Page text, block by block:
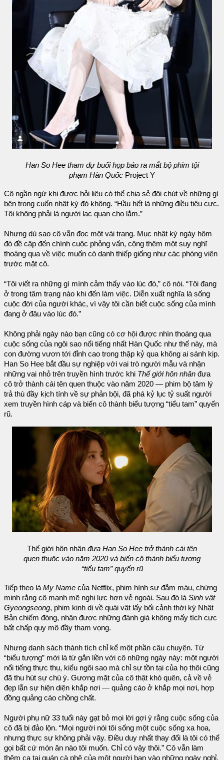
Han So Hee tham dự buổi họp báo ra mắt bộ phim tội
phạm Hàn Quốc Project Y
Cô ngần ngừ khi được hỏi liệu có thể chia sẻ đôi chút về những gì
bên trong cuốn nhật ký đó không. “Hầu hết là những điều tiêu cực.
Tôi không phải là người lạc quan cho lắm.”
Nhưng dù sao cô vẫn đọc một vài trang. Mục nhật ký ngày hôm
đó đề cập đến chính cuộc phỏng vấn, cộng thêm một suy nghĩ
thoáng qua về việc muốn có danh thiếp giống như các phóng viên
trước mặt cô.
“Tôi viết ra những gì mình cảm thấy vào lúc đó,” cô nói. “Tôi đang
ở trong tâm trạng nào khi đến làm việc. Diễn xuất nghĩa là sống
cuộc đời của người khác, vì vậy tôi cần biết cuộc sống của mình
đang ở đâu vào lúc đó.”
Không phải ngày nào bạn cũng có cơ hội được nhìn thoáng qua
cuộc sống của ngôi sao nổi tiếng nhất Hàn Quốc như thế này, mà
con đường vươn tới đỉnh cao trong thập kỷ qua không ai sánh kịp.
Han So Hee bắt đầu sự nghiệp với vai trò người mẫu và nhận
những vai nhỏ trên truyền hình trước khi Thế giới hôn nhân đưa
cô trở thành cái tên quen thuộc vào năm 2020 — phim bộ tâm lý
trả thù đầy kịch tính về sự phản bội, đã phá kỷ lục tỷ suất người
xem truyền hình cáp và biến cô thành biểu tượng “tiểu tam” quyến
rũ.
Thế giới hôn nhân đưa Han So Hee trở thành cái tên
quen thuộc vào năm 2020 và biến cô thành biểu tượng
“tiểu tam” quyến rũ
Tiếp theo là My Name của Netflix, phim hình sự đẫm máu, chứng
minh rằng cô mạnh mẽ nghị lực hơn vẻ ngoài. Sau đó là Sinh vật
Gyeongseong, phim kinh dị về quái vật lấy bối cảnh thời kỳ Nhật
Bản chiếm đóng, nhận được những đánh giá không mấy tích cực
bất chấp quy mô đầy tham vọng.
Nhưng danh sách thành tích chỉ kể một phần câu chuyện. Từ
“biểu tượng” mới là từ gắn liền với cô những ngày này: một người
nổi tiếng thực thụ, kiểu ngôi sao mà chỉ sự tồn tại của họ thôi cũng
đã thu hút sự chú ý. Gương mặt của cô thật khó quên, cả về vẻ
đẹp lẫn sự hiện diện khắp nơi — quảng cáo ở khắp mọi nơi, hợp
đồng quảng cáo chồng chất.
Người phụ nữ 33 tuổi này gạt bỏ mọi lời gợi ý rằng cuộc sống của
cô đã bị đảo lộn. “Mọi người nói tôi sống một cuộc sống xa hoa,
nhưng thực sự không phải vậy. Điều duy nhất thay đổi là tôi có thể
gọi bất cứ món ăn nào tôi muốn. Chỉ có vậy thôi.” Cô vẫn làm
thêm ca tại quán cà phê của một người bạn vào những ngày nghỉ,